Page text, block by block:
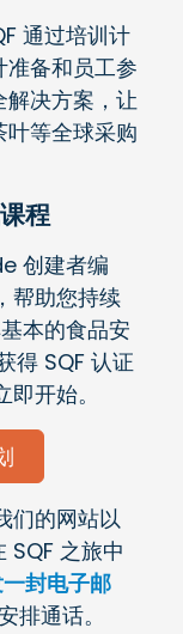
通过培训计
备和员工参
决方案，让
等全球采购
程
创建者编
帮助您持续
本的食品安
得 SQF 认证
开始。
们的网站以
SQF 之旅中
封电子邮
排通话。